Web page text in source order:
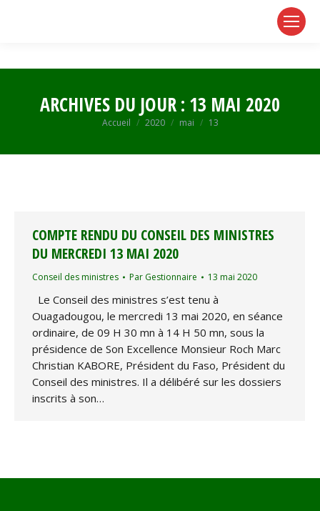
ARCHIVES DU JOUR : 13 MAI 2020
Vous êtes ici :
Accueil 2020 mai 13
COMPTE RENDU DU CONSEIL DES MINISTRES
DU MERCREDI 13 MAI 2020
Conseil des ministres Par Gestionnaire 13 mai 2020
Le Conseil des ministres s’est tenu à
Ouagadougou, le mercredi 13 mai 2020, en séance
ordinaire, de 09 H 30 mn à 14 H 50 mn, sous la
présidence de Son Excellence Monsieur Roch Marc
Christian KABORE, Président du Faso, Président du
Conseil des ministres. Il a délibéré sur les dossiers
inscrits à son…